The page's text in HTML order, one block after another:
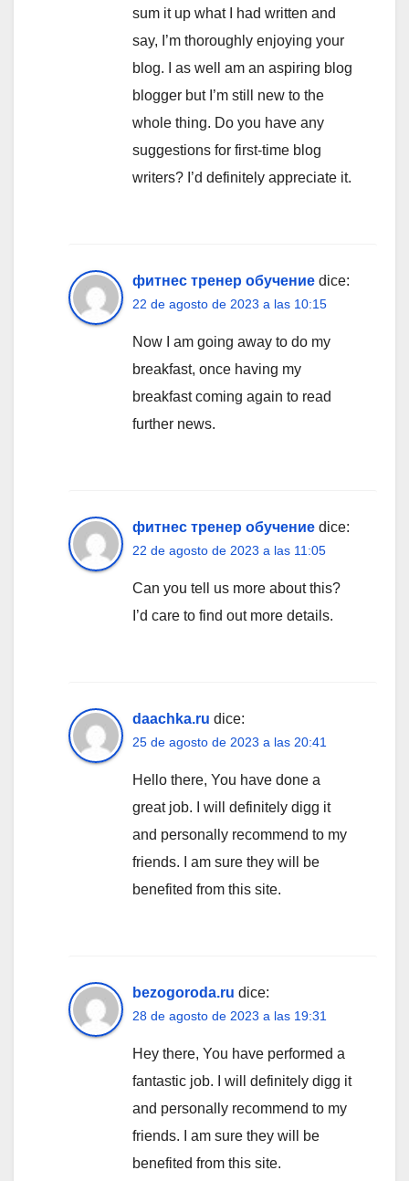
sum it up what I had written and
say, I’m thoroughly enjoying your
blog. I as well am an aspiring blog
blogger but I’m still new to the
whole thing. Do you have any
suggestions for first-time blog
writers? I’d definitely appreciate it.
фитнес тренер обучение dice:
22 de agosto de 2023 a las 10:15
Now I am going away to do my
breakfast, once having my
breakfast coming again to read
further news.
фитнес тренер обучение dice:
22 de agosto de 2023 a las 11:05
Can you tell us more about this?
I’d care to find out more details.
daachka.ru dice:
25 de agosto de 2023 a las 20:41
Hello there, You have done a
great job. I will definitely digg it
and personally recommend to my
friends. I am sure they will be
benefited from this site.
bezogoroda.ru dice:
28 de agosto de 2023 a las 19:31
Hey there, You have performed a
fantastic job. I will definitely digg it
and personally recommend to my
friends. I am sure they will be
benefited from this site.